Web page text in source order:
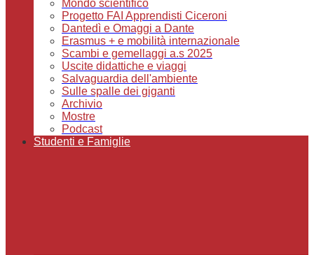
Mondo scientifico
Progetto FAI Apprendisti Ciceroni
Dantedì e Omaggi a Dante
Erasmus + e mobilità internazionale
Scambi e gemellaggi a.s 2025
Uscite didattiche e viaggi
Salvaguardia dell'ambiente
Sulle spalle dei giganti
Archivio
Mostre
Podcast
Studenti e Famiglie